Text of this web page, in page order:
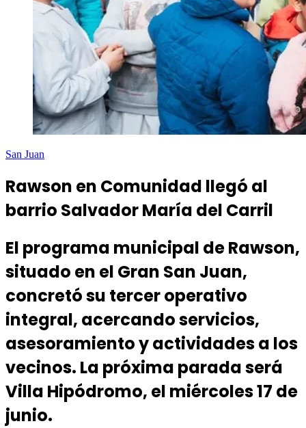
San Juan
Rawson en Comunidad llegó al
barrio Salvador María del Carril
El programa municipal de Rawson,
situado en el Gran San Juan,
concretó su tercer operativo
integral, acercando servicios,
asesoramiento y actividades a los
vecinos. La próxima parada será
Villa Hipódromo, el miércoles 17 de
junio.